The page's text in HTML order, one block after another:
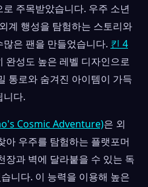
주목받았습니다. 우주 소년
계 행성을 탐험하는 스토리와
은 팬을 만들었습니다. 킨 4
완성도 높은 레벨 디자인으로
통로와 숨겨진 아이템이 가득
니다.
Cosmic Adventure)은 외
아 우주를 탐험하는 플랫포머
장과 벽에 달라붙을 수 있는 독
니다. 이 능력을 이용해 높은